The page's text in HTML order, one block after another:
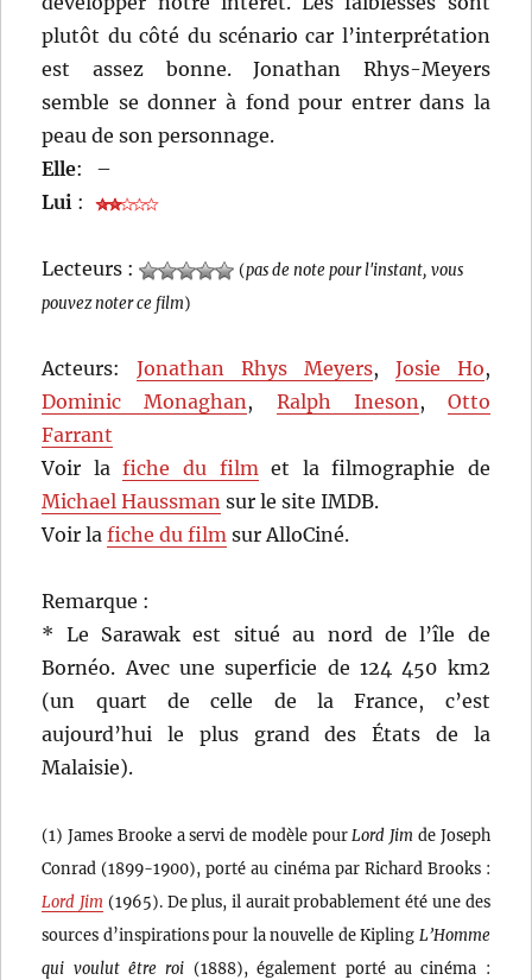
plutôt du côté du scénario car l’interprétation
est assez bonne. Jonathan Rhys-Meyers
semble se donner à fond pour entrer dans la
peau de son personnage.
Elle:
–
Lui :
Lecteurs : (pas de note pour l'instant, vous
pouvez noter ce film)
Acteurs:Jonathan Rhys Meyers, Josie Ho,
Dominic Monaghan, Ralph Ineson, Otto
Farrant
Voir lafiche du filmet la filmographie de
Michael Haussman sur le site IMDB.
Voir lafiche du film sur AlloCiné.
Remarque :
* Le Sarawak est situé au nord de l’île de
Bornéo. Avec une superficie de 124 450 km2
(un quart de celle de la France, c’est
aujourd’hui le plus grand des États de la
Malaisie).
(1) James Brooke a servi de modèle pour Lord Jim de Joseph
Conrad (1899-1900), porté au cinéma par Richard Brooks :
Lord Jim (1965). De plus, il aurait probablement été une des
sources d’inspirations pour la nouvelle de Kipling L’Homme
qui voulut être roi (1888), également porté au cinéma :